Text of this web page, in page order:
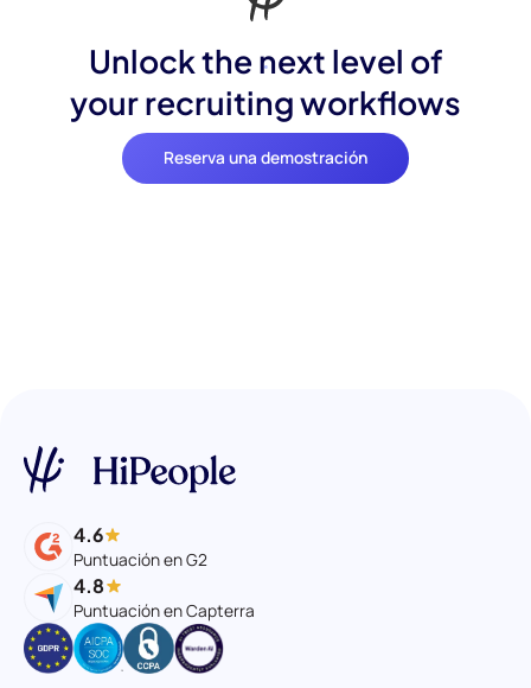
Unlock the next level of
your recruiting workflows
Reserva una demostración
4.6
Puntuación en G2
4.8
Puntuación en Capterra